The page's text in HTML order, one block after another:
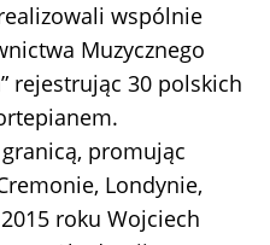
wspólnie
Muzycznego
rejestrując 30 polskich
promując
Londynie,
roku Wojciech